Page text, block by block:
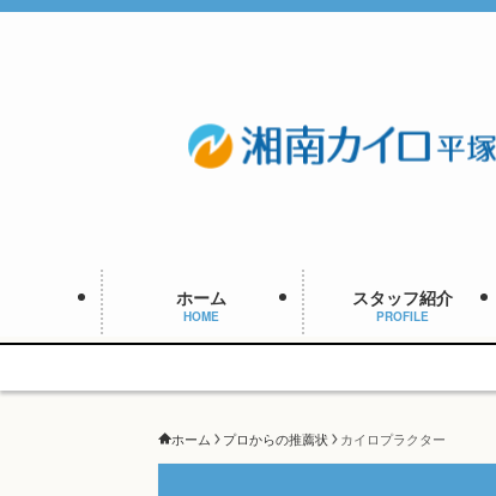
ホーム
HOME
スタッフ紹介
PROFILE
ホーム プロからの推薦状 カイロプラクター